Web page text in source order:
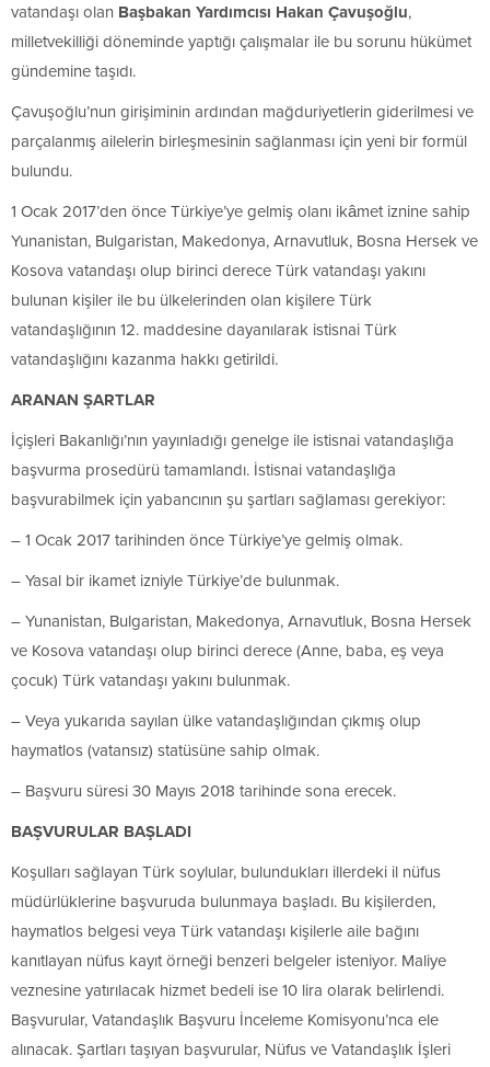
vatandaşı olan Başbakan Yardımcısı Hakan Çavuşoğlu,
milletvekilliği döneminde yaptığı çalışmalar ile bu sorunu hükümet
gündemine taşıdı.
Çavuşoğlu’nun girişiminin ardından mağduriyetlerin giderilmesi ve
parçalanmış ailelerin birleşmesinin sağlanması için yeni bir formül
bulundu.
1 Ocak 2017’den önce Türkiye’ye gelmiş olanı ikâmet iznine sahip
Yunanistan, Bulgaristan, Makedonya, Arnavutluk, Bosna Hersek ve
Kosova vatandaşı olup birinci derece Türk vatandaşı yakını
bulunan kişiler ile bu ülkelerinden olan kişilere Türk
vatandaşlığının 12. maddesine dayanılarak istisnai Türk
vatandaşlığını kazanma hakkı getirildi.
ARANAN ŞARTLAR
İçişleri Bakanlığı’nın yayınladığı genelge ile istisnai vatandaşlığa
başvurma prosedürü tamamlandı. İstisnai vatandaşlığa
başvurabilmek için yabancının şu şartları sağlaması gerekiyor:
– 1 Ocak 2017 tarihinden önce Türkiye’ye gelmiş olmak.
– Yasal bir ikamet izniyle Türkiye’de bulunmak.
– Yunanistan, Bulgaristan, Makedonya, Arnavutluk, Bosna Hersek
ve Kosova vatandaşı olup birinci derece (Anne, baba, eş veya
çocuk) Türk vatandaşı yakını bulunmak.
– Veya yukarıda sayılan ülke vatandaşlığından çıkmış olup
haymatlos (vatansız) statüsüne sahip olmak.
– Başvuru süresi 30 Mayıs 2018 tarihinde sona erecek.
BAŞVURULAR BAŞLADI
Koşulları sağlayan Türk soylular, bulundukları illerdeki il nüfus
müdürlüklerine başvuruda bulunmaya başladı. Bu kişilerden,
haymatlos belgesi veya Türk vatandaşı kişilerle aile bağını
kanıtlayan nüfus kayıt örneği benzeri belgeler isteniyor. Maliye
veznesine yatırılacak hizmet bedeli ise 10 lira olarak belirlendi.
Başvurular, Vatandaşlık Başvuru İnceleme Komisyonu’nca ele
alınacak. Şartları taşıyan başvurular, Nüfus ve Vatandaşlık İşleri